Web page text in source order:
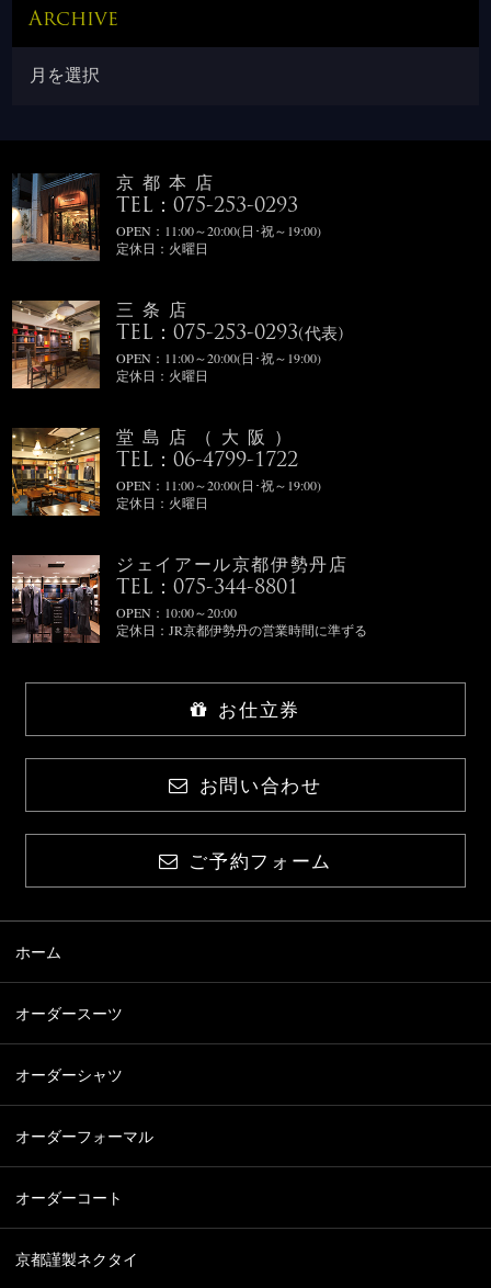
Archive
京都本店
TEL：075-253-0293
OPEN：11:00～20:00(日･祝～19:00)
定休日：火曜日
三条店
TEL：075-253-0293(代表)
OPEN：11:00～20:00(日･祝～19:00)
定休日：火曜日
堂島店（大阪）
TEL：06-4799-1722
OPEN：11:00～20:00(日･祝～19:00)
定休日：火曜日
ジェイアール京都伊勢丹店
TEL：075-344-8801
OPEN：10:00～20:00
定休日：JR京都伊勢丹の営業時間に準ずる
お仕立券
お問い合わせ
ご予約フォーム
ホーム
オーダースーツ
オーダーシャツ
オーダーフォーマル
オーダーコート
京都謹製ネクタイ